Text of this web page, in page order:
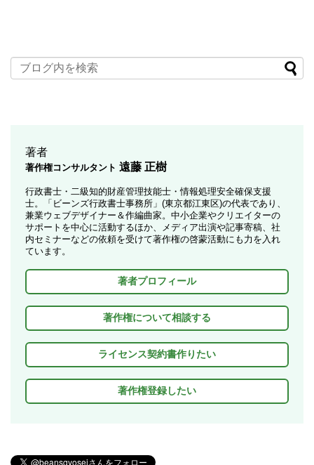
著者
著作権コンサルタント 遠藤 正樹
行政書士・二級知的財産管理技能士・情報処理安全確保支援
士。「ビーンズ行政書士事務所」(東京都江東区)の代表であり、
兼業ウェブデザイナー＆作編曲家。中小企業やクリエイターの
サポートを中心に活動するほか、メディア出演や記事寄稿、社
内セミナーなどの依頼を受けて著作権の啓蒙活動にも力を入れ
ています。
著者プロフィール
著作権について相談する
ライセンス契約書作りたい
著作権登録したい